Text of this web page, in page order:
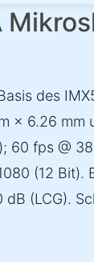
des
× 6.26 mm
60 fps @
(12 Bit).
(LCG).